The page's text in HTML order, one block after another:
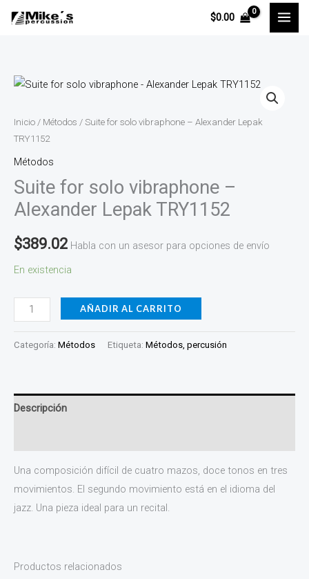
$0.00
Inicio / Métodos / Suite for solo vibraphone – Alexander Lepak
TRY1152
Métodos
Suite for solo vibraphone –
Alexander Lepak TRY1152
$389.02 Habla con un asesor para opciones de envío
En existencia
Suite
solo
vibraphone
-
Alexander
Lepak
TRY1152
cantidad
AÑADIR AL CARRITO
Categoría: Métodos Etiqueta: Métodos, percusión
Descripción
Una composición difícil de cuatro mazos, doce tonos en tres
movimientos. El segundo movimiento está en el idioma del
jazz. Una pieza ideal para un recital.
Productos relacionados